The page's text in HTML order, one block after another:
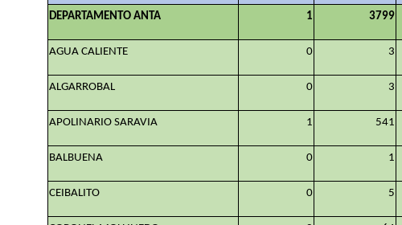
DEPARTAMENTO ANTA 1 3799
AGUA CALIENTE 0 3
ALGARROBAL 0 3
APOLINARIO SARAVIA 1 541
BALBUENA 0 1
CEIBALITO 0 5